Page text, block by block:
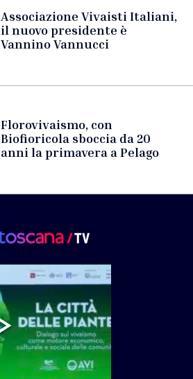
Associazione Vivaisti Italiani,
il nuovo presidente è
Vannino Vannucci
Florovivaismo, con
Biofioricola sboccia da 20
anni la primavera a Pelago